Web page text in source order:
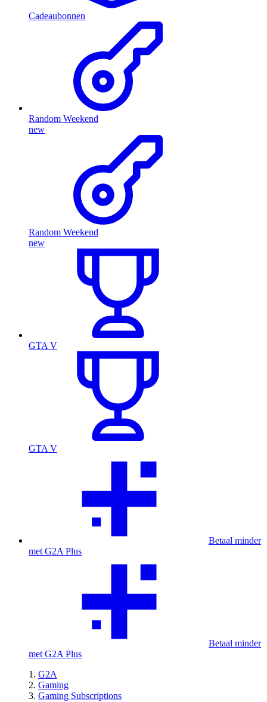
Cadeaubonnen
Random Weekend
new
Random Weekend
new
GTA V
GTA V
Betaal minder
met G2A Plus
Betaal minder
met G2A Plus
G2A
Gaming
Gaming Subscriptions